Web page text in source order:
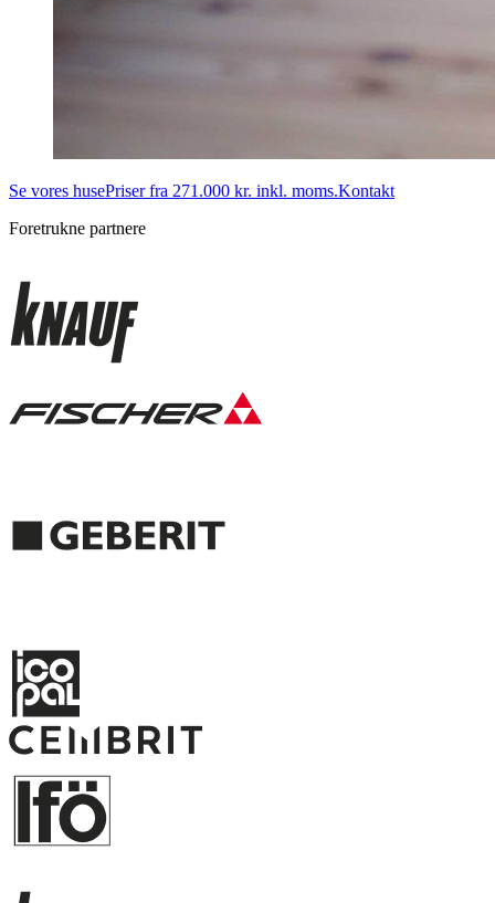
Se vores husePriser fra 271.000 kr. inkl. moms.Kontakt
Foretrukne partnere